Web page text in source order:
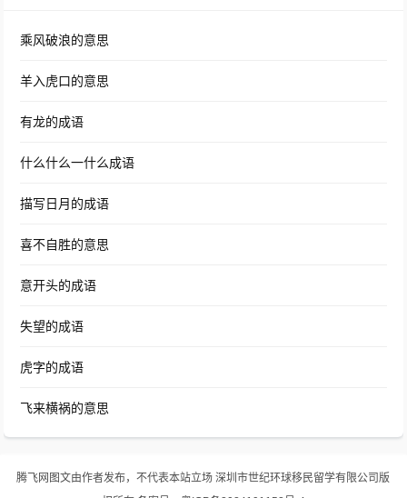
乘风破浪的意思
羊入虎口的意思
有龙的成语
什么什么一什么成语
描写日月的成语
喜不自胜的意思
意开头的成语
失望的成语
虎字的成语
飞来横祸的意思
腾飞网 图文由作者发布，不代表本站立场 深圳市世纪环球移民留学有限公司版